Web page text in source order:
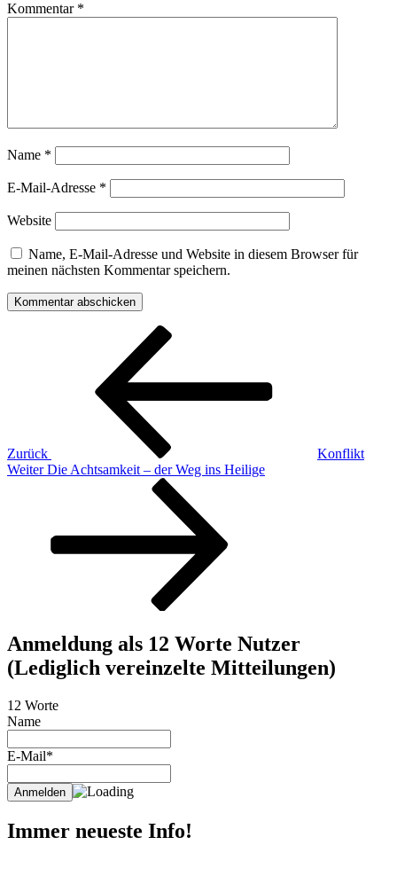
Kommentar *
Name *
E-Mail-Adresse *
Website
Name, E-Mail-Adresse und Website in diesem Browser für
meinen nächsten Kommentar speichern.
Beitragsnavigation
Zurück
Konflikt
Nächster
Weiter Die Achtsamkeit – der Weg ins Heilige
Anmeldung als 12 Worte Nutzer
(Lediglich vereinzelte Mitteilungen)
12 Worte
Name
E-Mail*
Immer neueste Info!